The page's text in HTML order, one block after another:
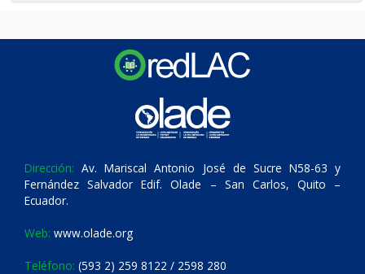
Dirección: Av. Mariscal Antonio José de Sucre N58-63 y
Fernández Salvador Edif. Olade – San Carlos, Quito –
Ecuador.
Web: www.olade.org
Teléfono: (593 2) 259 8122 / 2598 280